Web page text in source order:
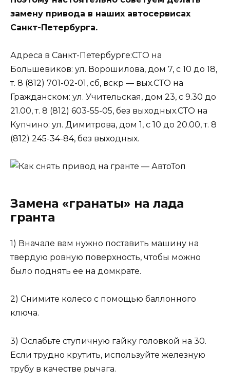
замену привода в наших автосервисах
Санкт-Петербурга.
Адреса в Санкт-Петербурге:СТО на
Большевиков: ул. Ворошилова, дом 7, с 10 до 18,
т. 8 (812) 701-02-01, сб, вскр — вых.СТО на
Гражданском: ул. Учительская, дом 23, с 9.30 до
21.00, т. 8 (812) 603-55-05, без выходных.СТО на
Купчино: ул. Димитрова, дом 1, с 10 до 20.00, т. 8
(812) 245-34-84, без выходных.
Замена «гранаты» на лада
гранта
1) Вначале вам нужно поставить машину на
твердую ровную поверхность, чтобы можно
было поднять ее на домкрате.
2) Снимите колесо с помощью баллонного
ключа.
3) Ослабьте ступичную гайку головкой на 30.
Если трудно крутить, используйте железную
трубу в качестве рычага.